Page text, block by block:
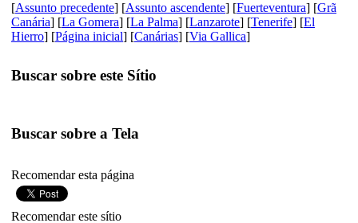
[Assunto precedente] [Assunto ascendente] [Fuerteventura] [Grã
Canária] [La Gomera] [La Palma] [Lanzarote] [Tenerife] [El
Hierro] [Página inicial] [Canárias] [Via Gallica]
Buscar sobre este Sítio
Buscar sobre a Tela
Recomendar esta página
Recomendar este sítio